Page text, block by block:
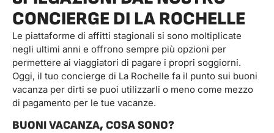
CONCIERGE DI LA ROCHELLE
Le piattaforme di affitti stagionali si sono moltiplicate
negli ultimi anni e offrono sempre più opzioni per
permettere ai viaggiatori di pagare i propri soggiorni.
Oggi, il tuo concierge di La Rochelle fa il punto sui buoni
vacanza per dirti se puoi utilizzarli o meno come mezzo
di pagamento per le tue vacanze.
BUONI VACANZA, COSA SONO?